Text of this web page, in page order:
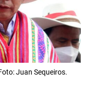
Juan Sequeiros.